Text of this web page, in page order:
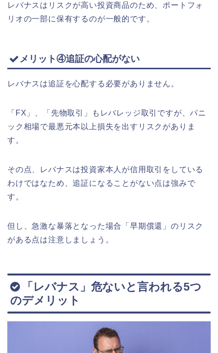
レバナスはリスクが高い投資商品のため、ポートフォ
リオの一部に保有するのが一般的です。
メリット④追証の心配がない
レバナスは追証を心配する必要がありません。
「FX」、「先物取引」もレバレッジ取引ですが、パニ
ック相場で最悪元本以上損失を出すリスクがありま
す。
その点、レバナスは投資家本人が信用取引をしている
わけではなため、追証になることがない点は強みで
す。
但し、急激な暴落となった場合「早期償還」のリスク
がある点は注意しましょう。
「レバナス」危ないと言われる5つ
のデメリット